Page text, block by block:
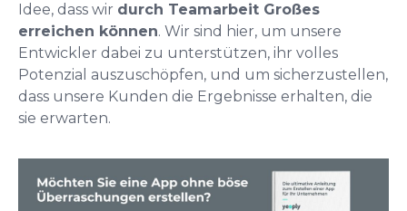
Idee, dass wir durch Teamarbeit Großes
erreichen können. Wir sind hier, um unsere
Entwickler dabei zu unterstützen, ihr volles
Potenzial auszuschöpfen, und um sicherzustellen,
dass unsere Kunden die Ergebnisse erhalten, die
sie erwarten.